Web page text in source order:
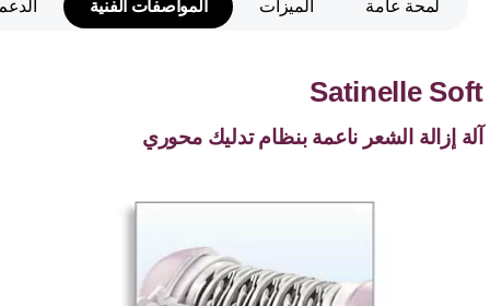
لمحة عامة الميزات المواصفات الفنية
Satinelle Soft
آلة إزالة الشعر ناعمة بنظام تدليك محوري